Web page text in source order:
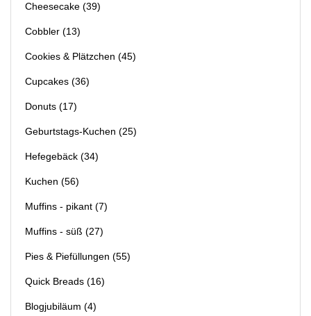
Cheesecake (39)
Cobbler (13)
Cookies & Plätzchen (45)
Cupcakes (36)
Donuts (17)
Geburtstags-Kuchen (25)
Hefegebäck (34)
Kuchen (56)
Muffins - pikant (7)
Muffins - süß (27)
Pies & Piefüllungen (55)
Quick Breads (16)
Blogjubiläum (4)